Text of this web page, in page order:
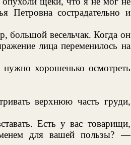
Петровна сострадательно и
большой весельчак. Когда он
лица переменилось на
хорошенько осмотреть
верхнюю часть груди,
Есть у вас товарищи,
для вашей пользы? —